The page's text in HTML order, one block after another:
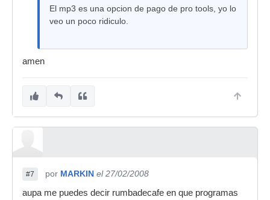
El mp3 es una opcion de pago de pro tools, yo lo
veo un poco ridiculo.
amen
#7 por MARKIN el 27/02/2008
aupa me puedes decir rumbadecafe en que programas